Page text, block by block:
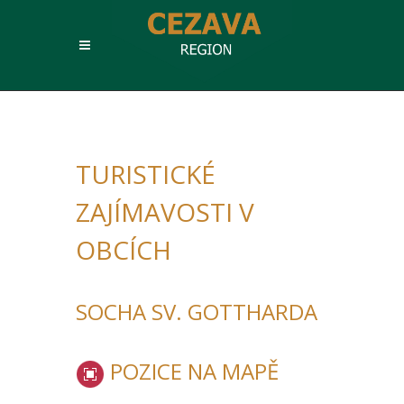
TURISTICKÉ
ZAJÍMAVOSTI V
OBCÍCH
SOCHA SV. GOTTHARDA
POZICE NA MAPĚ